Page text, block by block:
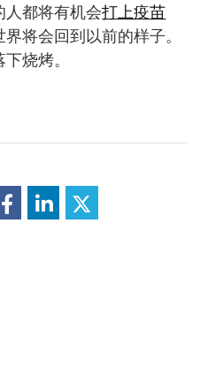
人都将有机会打上疫苗
将会回到以前的样子。
烧烤。